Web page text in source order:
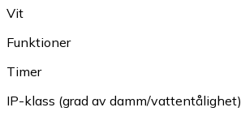
Vit
Funktioner
Timer
IP-klass (grad av damm/vattentålighet)